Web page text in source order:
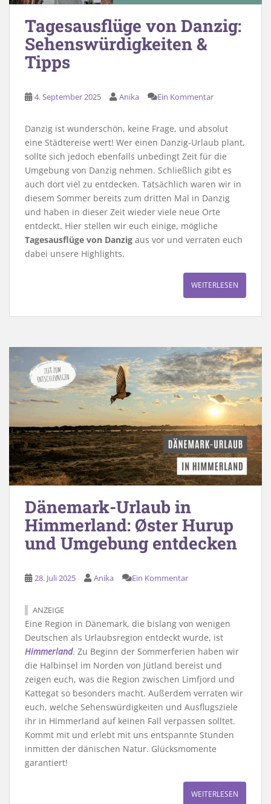
Tagesausflüge von Danzig:
Sehenswürdigkeiten &
Tipps
4. September 2025 Anika Ein Kommentar
Danzig ist wunderschön, keine Frage, und absolut
eine Städtereise wert! Wer einen Danzig-Urlaub plant,
sollte sich jedoch ebenfalls unbedingt Zeit für die
Umgebung von Danzig nehmen. Schließlich gibt es
auch dort viel zu entdecken. Tatsächlich waren wir in
diesem Sommer bereits zum dritten Mal in Danzig
und haben in dieser Zeit wieder viele neue Orte
entdeckt. Hier stellen wir euch einige, mögliche
Tagesausflüge von Danzig aus vor und verraten euch
dabei unsere Highlights.
WEITERLESEN
Dänemark-Urlaub in
Himmerland: Øster Hurup
und Umgebung entdecken
28. Juli 2025 Anika Ein Kommentar
ANZEIGE
Eine Region in Dänemark, die bislang von wenigen
Deutschen als Urlaubsregion entdeckt wurde, ist
Himmerland. Zu Beginn der Sommerferien haben wir
die Halbinsel im Norden von Jütland bereist und
zeigen euch, was die Region zwischen Limfjord und
Kattegat so besonders macht. Außerdem verraten wir
euch, welche Sehenswürdigkeiten und Ausflugsziele
ihr in Himmerland auf keinen Fall verpassen solltet.
Kommt mit und erlebt mit uns entspannte Stunden
inmitten der dänischen Natur. Glücksmomente
garantiert!
WEITERLESEN